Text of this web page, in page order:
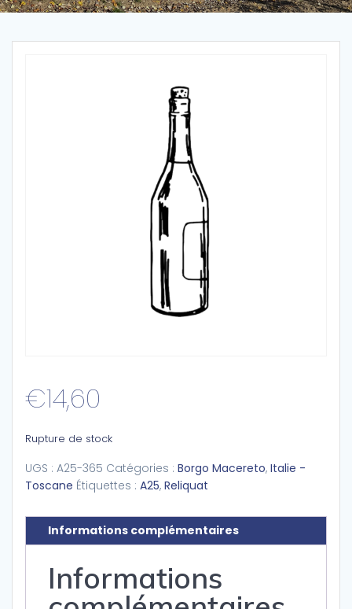
€14,60
Rupture de stock
UGS : A25-365 Catégories : Borgo Macereto, Italie -
Toscane Étiquettes : A25, Reliquat
Informations complémentaires
Informations